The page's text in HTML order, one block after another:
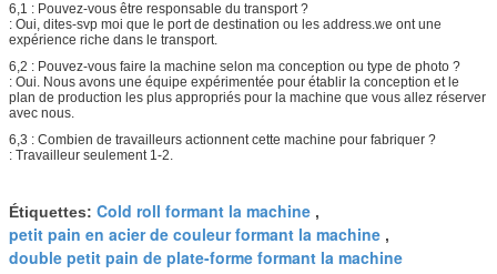
6,1 : Pouvez-vous être responsable du transport ?
: Oui, dites-svp moi que le port de destination ou les address.we ont une
expérience riche dans le transport.
6,2 : Pouvez-vous faire la machine selon ma conception ou type de photo ?
: Oui. Nous avons une équipe expérimentée pour établir la conception et le
plan de production les plus appropriés pour la machine que vous allez réserver
avec nous.
6,3 : Combien de travailleurs actionnent cette machine pour fabriquer ?
: Travailleur seulement 1-2.
Étiquettes: Cold roll formant la machine ,
petit pain en acier de couleur formant la machine ,
double petit pain de plate-forme formant la machine